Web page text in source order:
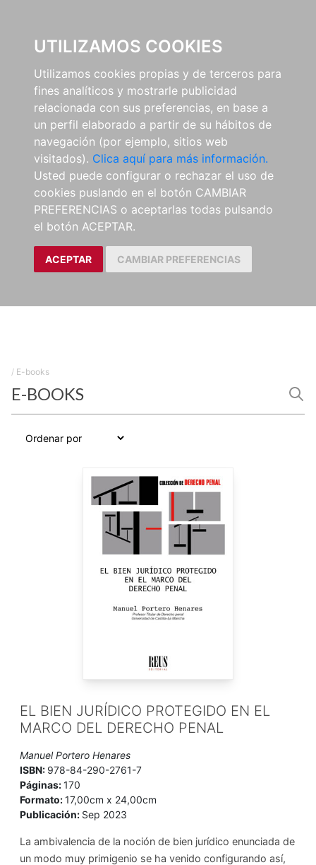
UTILIZAMOS COOKIES
Utilizamos cookies propias y de terceros para
fines analíticos y mostrarle publicidad
relacionada con sus preferencias, en base a
un perfil elaborado a partir de su hábitos de
navegación (por ejemplo, sitios web
visitados). Clica aquí para más información.
Usted puede configurar o rechazar el uso de
cookies puslando en el botón CAMBIAR
PREFERENCIAS o aceptarlas todas pulsando
el botón ACEPTAR.
ACEPTAR CAMBIAR PREFERENCIAS
/ E-books
E-BOOKS
EL BIEN JURÍDICO PROTEGIDO EN EL
MARCO DEL DERECHO PENAL
Manuel Portero Henares
ISBN: 978-84-290-2761-7
Páginas:170
Formato:17,00cm x 24,00cm
Publicación: Sep 2023
La ambivalencia de la noción de bien jurídico enunciada de
un modo muy primigenio se ha venido configurando así,